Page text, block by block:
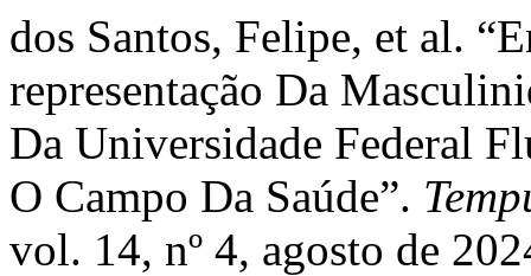
dos Santos, Felipe, et al.
representação Da
Da Universidade Federal
O Campo Da Saúde”.
vol. 14, nº 4, agosto de